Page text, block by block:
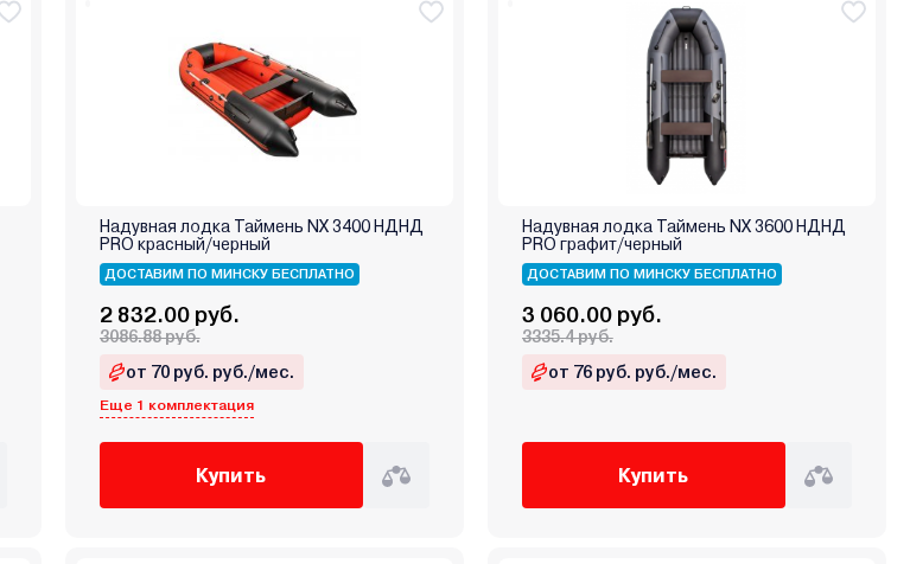
Надувная лодка Таймень NX 3400 НДНД
PRO красный/черный
ДОСТАВИМ ПО МИНСКУ БЕСПЛАТНО
2 832.00 руб.
3086.88 руб.
от 70 руб. руб./мес.
Еще 1 комплектация
Купить
Надувная лодка Таймень NX 3600 НДНД
PRO графит/черный
ДОСТАВИМ ПО МИНСКУ БЕСПЛАТНО
3 060.00 руб.
3335.4 руб.
от 76 руб. руб./мес.
Купить